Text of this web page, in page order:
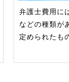
弁護士費用に
などの種類が
定められたも